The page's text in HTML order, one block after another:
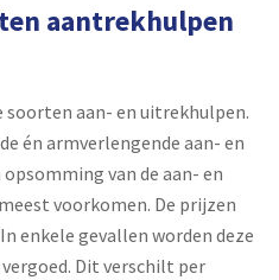
aantrekhulpen
soorten aan- en uitrekhulpen.
én armverlengende aan- en
van de aan- en
voorkomen. De prijzen
enkele gevallen worden deze
Dit verschilt per